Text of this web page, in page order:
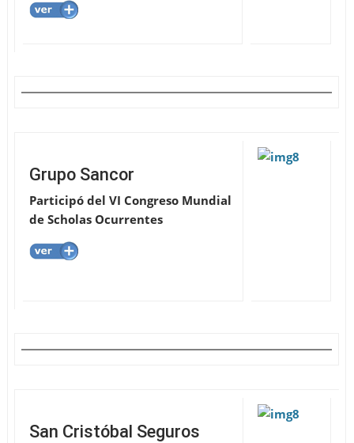
Grupo Sancor
Participó del VI Congreso Mundial
de Scholas Ocurrentes
San Cristóbal Seguros